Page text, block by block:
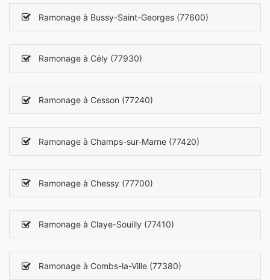
Ramonage à Bussy-Saint-Georges (77600)
Ramonage à Cély (77930)
Ramonage à Cesson (77240)
Ramonage à Champs-sur-Marne (77420)
Ramonage à Chessy (77700)
Ramonage à Claye-Souilly (77410)
Ramonage à Combs-la-Ville (77380)